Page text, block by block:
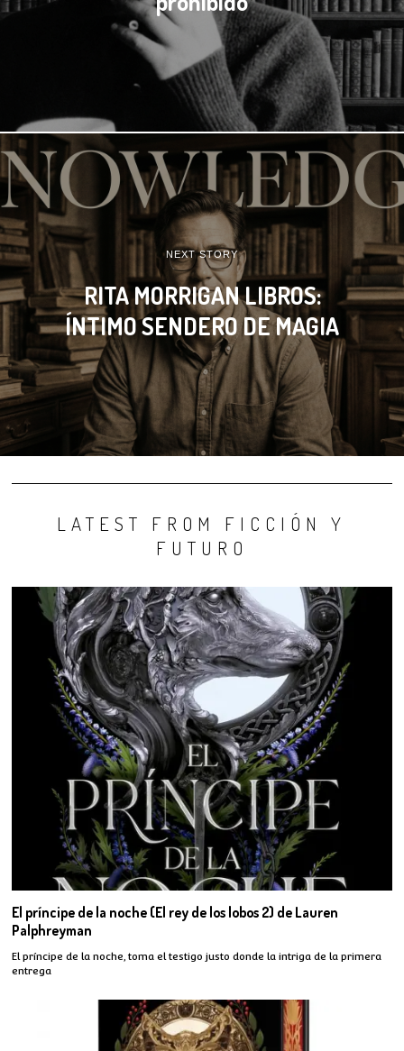
NEXT STORY
RITA MORRIGAN LIBROS:
ÍNTIMO SENDERO DE MAGIA
LATEST FROM FICCIÓN Y
FUTURO
El príncipe de la noche (El rey de los lobos 2) de Lauren
Palphreyman
El príncipe de la noche, toma el testigo justo donde la intriga de la primera
entrega